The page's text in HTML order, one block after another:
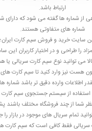
ارتباط باشد.
از شماره ها گفته می شود که دارای
شماره های متفاوتی هستند.
سایت خرید و فروش سیم کارت
را طراحی و در اختیار کاربران این
می توانید نوع سیم کارت سریالی یا
هست نیز وارد کنید تا سیم کارت
اطلاعات وارده دقیق تر باشد شماره
استفاده از سیستم جستجوی سیم کارت
شما از چند فروشگاه مختلف
تمام سریال های موجود در بازار
سریالی فقط کافی است که سیم